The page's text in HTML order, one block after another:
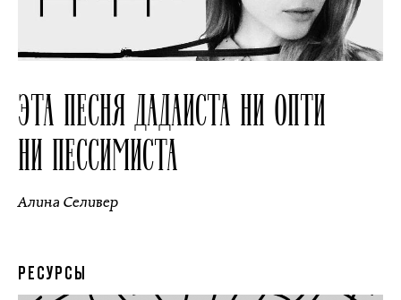
ЭТА ПЕСНЯ ДАДАИСТА НИ ОПТИ
НИ ПЕССИМИСТА
Алина Селивер
РЕСУРСЫ